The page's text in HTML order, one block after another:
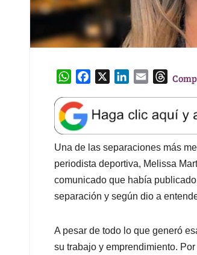
W
a
t
s
A
p
p
e
b
o
o
k
k
e
d
I
n
l
T
e
a
d
s
Una de las separaciones más
periodista deportiva, Melissa
comunicado que había
separación y según dio a
A pesar de todo lo que generó
su trabajo y emprendimiento.